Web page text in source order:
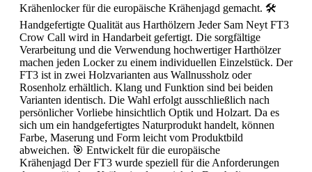
Krähenlocker für die europäische Krähenjagd gemacht. 🛠️
Handgefertigte Qualität aus Harthölzern Jeder Sam Neyt FT3
Crow Call wird in Handarbeit gefertigt. Die sorgfältige
Verarbeitung und die Verwendung hochwertiger Harthölzer
machen jeden Locker zu einem individuellen Einzelstück. Der
FT3 ist in zwei Holzvarianten aus Wallnussholz oder
Rosenholz erhältlich. Klang und Funktion sind bei beiden
Varianten identisch. Die Wahl erfolgt ausschließlich nach
persönlicher Vorliebe hinsichtlich Optik und Holzart. Da es
sich um ein handgefertigtes Naturprodukt handelt, können
Farbe, Maserung und Form leicht vom Produktbild
abweichen. 🎯 Entwickelt für die europäische
Krähenjagd Der FT3 wurde speziell für die Anforderungen